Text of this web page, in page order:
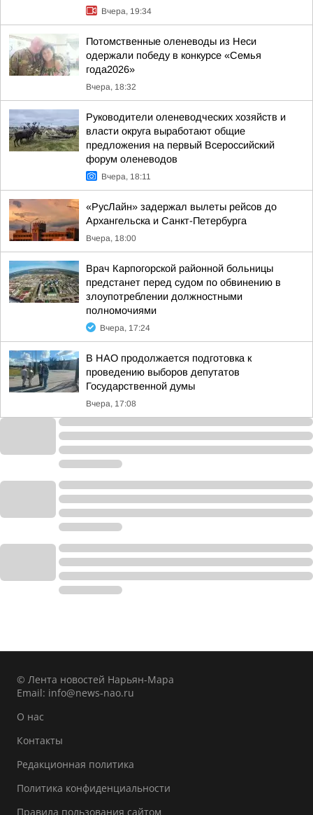
Вчера, 19:34
Потомственные оленеводы из Неси
одержали победу в конкурсе «Семья
года2026»
Вчера, 18:32
Руководители оленеводческих хозяйств и
власти округа выработают общие
предложения на первый Всероссийский
форум оленеводов
Вчера, 18:11
«РусЛайн» задержал вылеты рейсов до
Архангельска и Санкт-Петербурга
Вчера, 18:00
Врач Карпогорской районной больницы
предстанет перед судом по обвинению в
злоупотреблении должностными
полномочиями
Вчера, 17:24
В НАО продолжается подготовка к
проведению выборов депутатов
Государственной думы
Вчера, 17:08
© Лента новостей Нарьян-Мара
Email: info@news-nao.ru
О нас
Контакты
Редакционная политика
Политика конфиденциальности
Правила пользования сайтом